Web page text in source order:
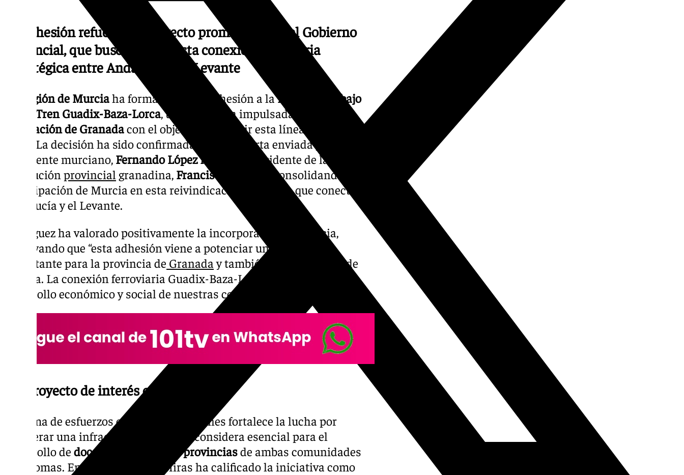
La adhesión refuerza el proyecto promovido por el Gobierno
provincial, que busca reabrir esta conexión ferroviaria
estratégica entre Andalucía y el Levante
Región de Murciaha formalizado su adhesión a laMesa de Trabajo
por el Tren Guadix-Baza-Lorca, una iniciativa impulsada por la
Diputación de Granadacon el objetivo de reabrir esta línea ferroviaria
clave. La decisión ha sido confirmada tras una carta enviada por el
presidente murciano, Fernando López Miras
, al presidente de la
institución provincial granadina, Francis Rodríguez
, consolidando la
participación de Murcia en esta reivindicación histórica que conectaría
Andalucía y el Levante.
Rodríguez ha valorado positivamente la incorporación de Murcia,
subrayando que “esta adhesión viene a potenciar una zona muy
importante para la provincia de Granada y también para la Región de
Murcia. La conexión ferroviaria Guadix-Baza-Lorca es clave para el
desarrollo económico y social de nuestras comarcas”.
Un proyecto de interés común
La suma de esfuerzos entre ambas regiones fortalece la lucha por
recuperar una infraestructura que se considera esencial para el
desarrollo de doce comarcas y tres provinciasde ambas comunidades
autónomas. En su carta, López Miras ha calificado la iniciativa como